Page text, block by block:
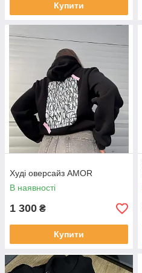
Купити
Худі оверсайз AMOR
В наявності
1 300 ₴
Купити